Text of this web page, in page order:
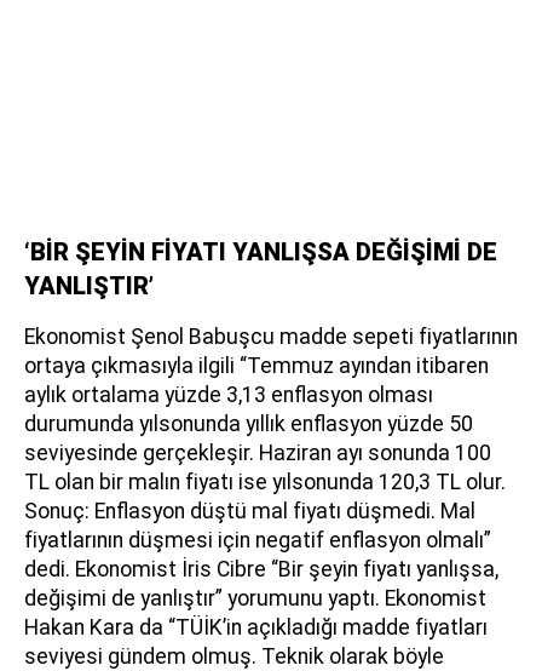
‘BİR ŞEYİN FİYATI YANLIŞSA DEĞİŞİMİ DE
YANLIŞTIR’
Ekonomist Şenol Babuşcu madde sepeti fiyatlarının
ortaya çıkmasıyla ilgili “Temmuz ayından itibaren
aylık ortalama yüzde 3,13 enflasyon olması
durumunda yılsonunda yıllık enflasyon yüzde 50
seviyesinde gerçekleşir. Haziran ayı sonunda 100
TL olan bir malın fiyatı ise yılsonunda 120,3 TL olur.
Sonuç: Enflasyon düştü mal fiyatı düşmedi. Mal
fiyatlarının düşmesi için negatif enflasyon olmalı”
dedi. Ekonomist İris Cibre “Bir şeyin fiyatı yanlışsa,
değişimi de yanlıştır” yorumunu yaptı. Ekonomist
Hakan Kara da “TÜİK’in açıkladığı madde fiyatları
seviyesi gündem olmuş. Teknik olarak böyle